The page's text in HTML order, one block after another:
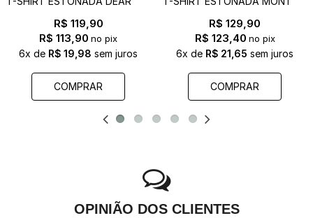
R$ 119,90
R$ 113,90 no pix
6x de R$ 19,98 sem juros
COMPRAR
R$ 129,90
R$ 123,40 no pix
6x de R$ 21,65 sem juros
COMPRAR
OPINIÃO DOS CLIENTES